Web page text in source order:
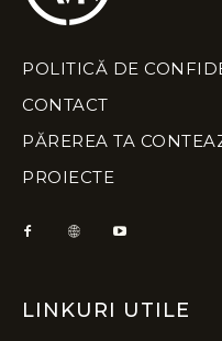
POLITICĂ DE
CONTACT
PĂREREA TA
PROIECTE
LINKURI UTILE